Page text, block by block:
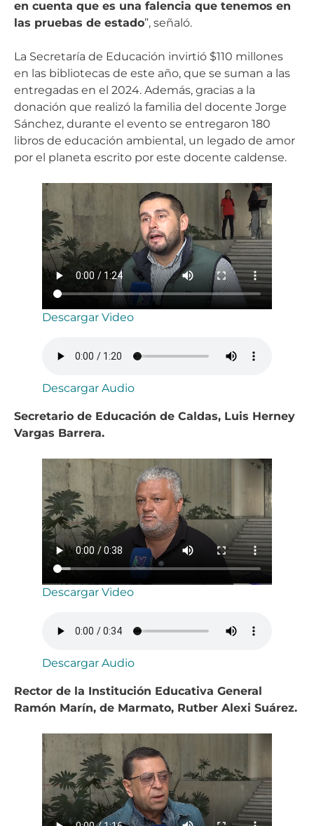
en cuenta que es una falencia que tenemos en
las pruebas de estado”, señaló.
La Secretaría de Educación invirtió $110 millones
en las bibliotecas de este año, que se suman a las
entregadas en el 2024. Además, gracias a la
donación que realizó la familia del docente Jorge
Sánchez, durante el evento se entregaron 180
libros de educación ambiental, un legado de amor
por el planeta escrito por este docente caldense.
Descargar Video
Descargar Audio
Secretario de Educación de Caldas, Luis Herney
Vargas Barrera.
Descargar Video
Descargar Audio
Rector de la Institución Educativa General
Ramón Marín, de Marmato, Rutber Alexi Suárez.